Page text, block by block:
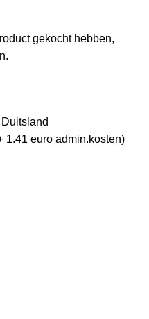
gekocht hebben,
Duitsland
euro admin.kosten)